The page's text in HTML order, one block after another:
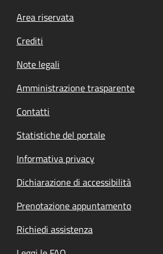
Footer menu
Area riservata
Crediti
Note legali
Amministrazione trasparente
Contatti
Statistiche del portale
Informativa privacy
Dichiarazione di accessibilità
Prenotazione appuntamento
Richiedi assistenza